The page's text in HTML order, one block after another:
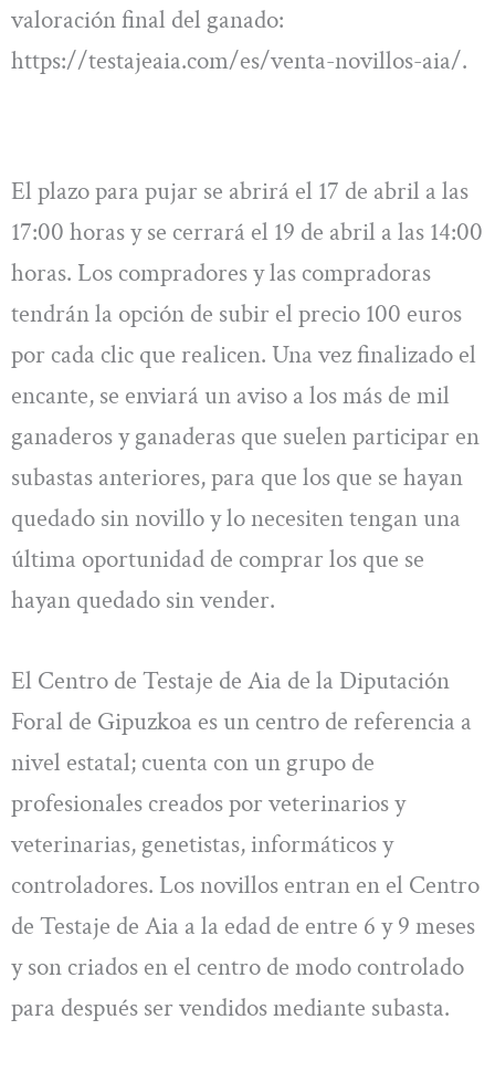
valoración final del ganado:
https://testajeaia.com/es/venta-novillos-aia/.
El plazo para pujar se abrirá el 17 de abril a las
17:00 horas y se cerrará el 19 de abril a las 14:00
horas. Los compradores y las compradoras
tendrán la opción de subir el precio 100 euros
por cada clic que realicen. Una vez finalizado el
encante, se enviará un aviso a los más de mil
ganaderos y ganaderas que suelen participar en
subastas anteriores, para que los que se hayan
quedado sin novillo y lo necesiten tengan una
última oportunidad de comprar los que se
hayan quedado sin vender.
El Centro de Testaje de Aia de la Diputación
Foral de Gipuzkoa es un centro de referencia a
nivel estatal; cuenta con un grupo de
profesionales creados por veterinarios y
veterinarias, genetistas, informáticos y
controladores. Los novillos entran en el Centro
de Testaje de Aia a la edad de entre 6 y 9 meses
y son criados en el centro de modo controlado
para después ser vendidos mediante subasta.